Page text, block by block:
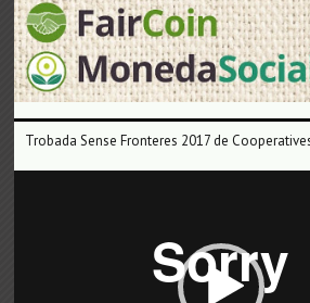
Trobada Sense Fronteres 2017 de